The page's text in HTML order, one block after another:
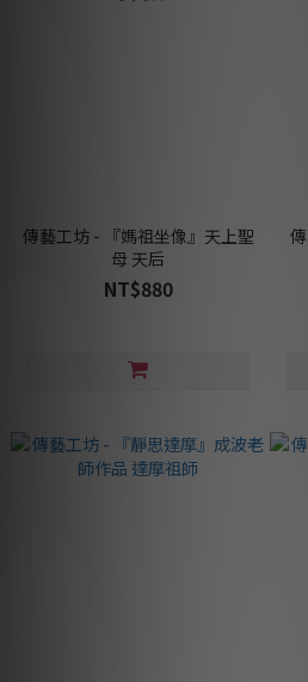
傳藝工坊 - 『媽祖坐像』天上聖
母 天后
NT$880